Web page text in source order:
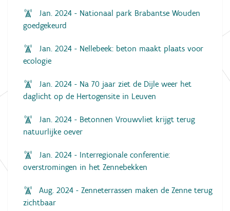
Jan. 2024 - Nationaal park Brabantse Wouden
goedgekeurd
Jan. 2024 - Nellebeek: beton maakt plaats voor
ecologie
Jan. 2024 - Na 70 jaar ziet de Dijle weer het
daglicht op de Hertogensite in Leuven
Jan. 2024 - Betonnen Vrouwvliet krijgt terug
natuurlijke oever
Jan. 2024 - Interregionale conferentie:
overstromingen in het Zennebekken
Aug. 2024 - Zenneterrassen maken de Zenne terug
zichtbaar